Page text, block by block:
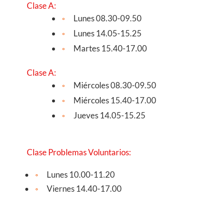
Clase A:
Lunes 08.30-09.50
Lunes 14.05-15.25
Martes 15.40-17.00
Clase A:
Miércoles 08.30-09.50
Miércoles 15.40-17.00
Jueves 14.05-15.25
Clase Problemas Voluntarios:
Lunes 10.00-11.20
Viernes 14.40-17.00